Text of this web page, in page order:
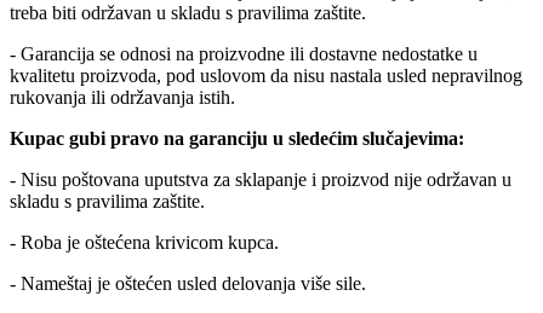
treba biti održavan u skladu s pravilima zaštite.
- Garancija se odnosi na proizvodne ili dostavne nedostatke u
kvalitetu proizvoda, pod uslovom da nisu nastala usled nepravilnog
rukovanja ili održavanja istih.
Kupac gubi pravo na garanciju u sledećim slučajevima:
- Nisu poštovana uputstva za sklapanje i proizvod nije održavan u
skladu s pravilima zaštite.
- Roba je oštećena krivicom kupca.
- Nameštaj je oštećen usled delovanja više sile.